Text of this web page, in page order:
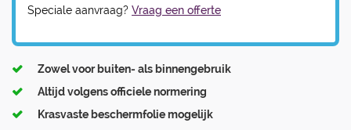
Speciale aanvraag? Vraag een offerte
Zowel voor buiten- als binnengebruik
Altijd volgens officiele normering
Krasvaste beschermfolie mogelijk